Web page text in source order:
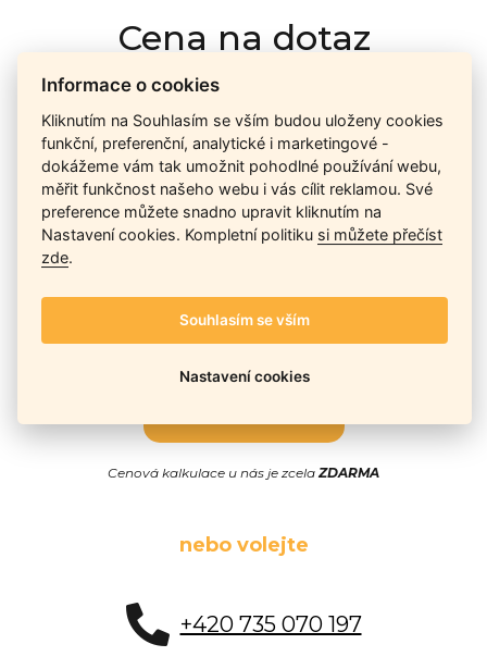
Cena na dotaz
Ceny závisí na množství kusů skladem, dostupnosti náhrad,
výkonnosti a atypičnosti daného modelu. Pokusíme se
nabídnout aktuálněnejlepší cenu , a Vy si vyberete, co je pro
Vás nejvýhodnější.
Telefon / Email
Cenová kalkulace u nás je zcelaZDARMA
nebo volejte
+420 735 070 197
Informace o cookies
Kliknutím na Souhlasím se vším budou uloženy cookies
funkční, preferenční, analytické i marketingové -
dokážeme vám tak umožnit pohodlné používání webu,
měřit funkčnost našeho webu i vás cílit reklamou. Své
preference můžete snadno upravit kliknutím na
Nastavení cookies. Kompletní politiku si můžete přečíst
zde.
Souhlasím se vším
Nastavení cookies